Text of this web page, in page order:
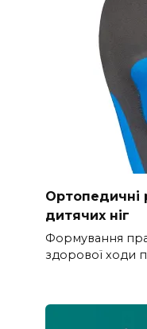
Ортопедичні
дитячих ніг
Формування
здорової ходи